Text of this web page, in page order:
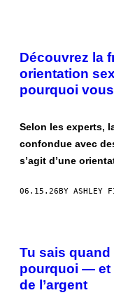
Découvrez la
orientation
pourquoi vous
Selon les experts,
confondue avec
s’agit d’une
06.15.26 BY ASHLEY
Tu sais
pourquoi — et
de l’argent